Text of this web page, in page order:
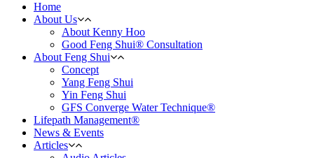
Home
About Us
About Kenny Hoo
Good Feng Shui® Consultation
About Feng Shui
Concept
Yang Feng Shui
Yin Feng Shui
GFS Converge Water Technique®
Lifepath Management®
News & Events
Articles